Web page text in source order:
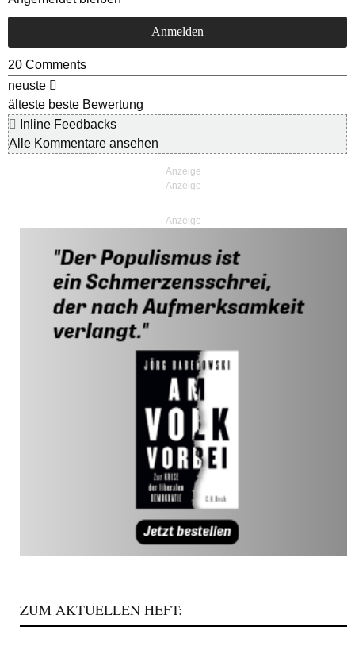
20 Comments
neuste
älteste beste Bewertung
Inline Feedbacks
Alle Kommentare ansehen
Anzeige
ZUM AKTUELLEN HEFT: